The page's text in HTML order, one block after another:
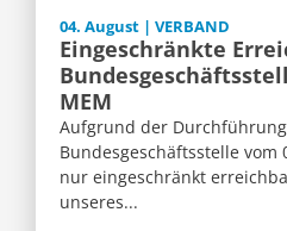
04. August | VERBAND
Eingeschränkte
MEM
Aufgrund der
Bundesgeschäftsstelle vom
nur eingeschränkt
unseres...